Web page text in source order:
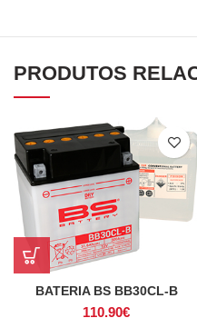
PRODUTOS
BATERIA BS BB30CL-B
110.90€